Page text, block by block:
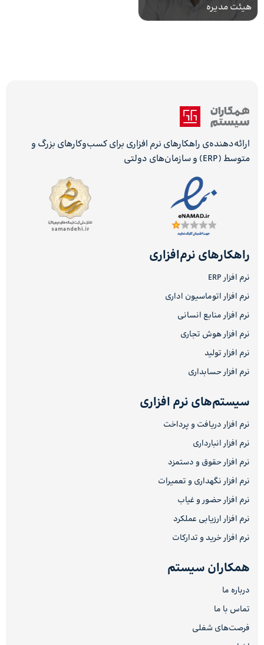
هیئت مدیره
ارائه‌دهنده‌ی راهکارهای نرم افزاری برای کسب‌وکارهای بزرگ و
متوسط (ERP) و سازمان‌های دولتی
راهکارهای نرم‌افزاری
نرم افزار ERP
نرم افزار اتوماسیون اداری
نرم افزار منابع انسانی
نرم افزار هوش تجاری
نرم افزار تولید
نرم افزار حسابداری
سیستم‌های نرم افزاری
نرم افزار دریافت و پرداخت
نرم افزار انبارداری
نرم افزار حقوق و دستمزد
نرم افزار نگهداری و تعمیرات
نرم افزار حضور و غیاب
نرم افزار ارزیابی عملکرد
نرم افزار خرید و تدارکات
همکاران سیستم
درباره ما
تماس با ما
فرصت‌های شغلی